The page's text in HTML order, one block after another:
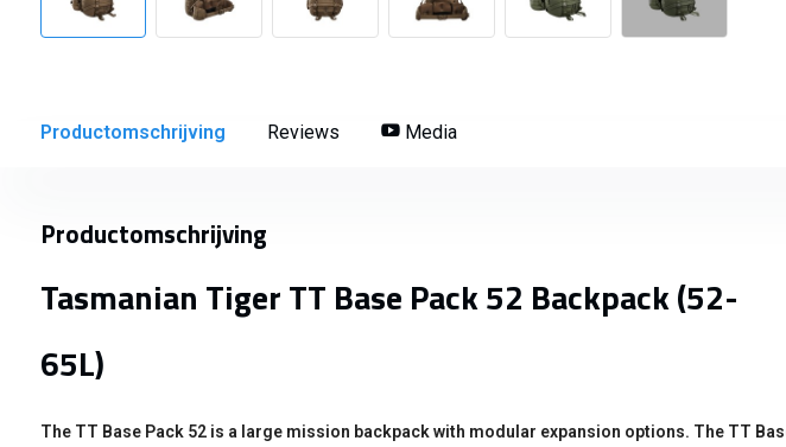
Productomschrijving Reviews Media
Productomschrijving
Tasmanian Tiger TT Base Pack 52 Backpack (52-
65L)
The TT Base Pack 52 is a large mission backpack with modular expansion options. The TT